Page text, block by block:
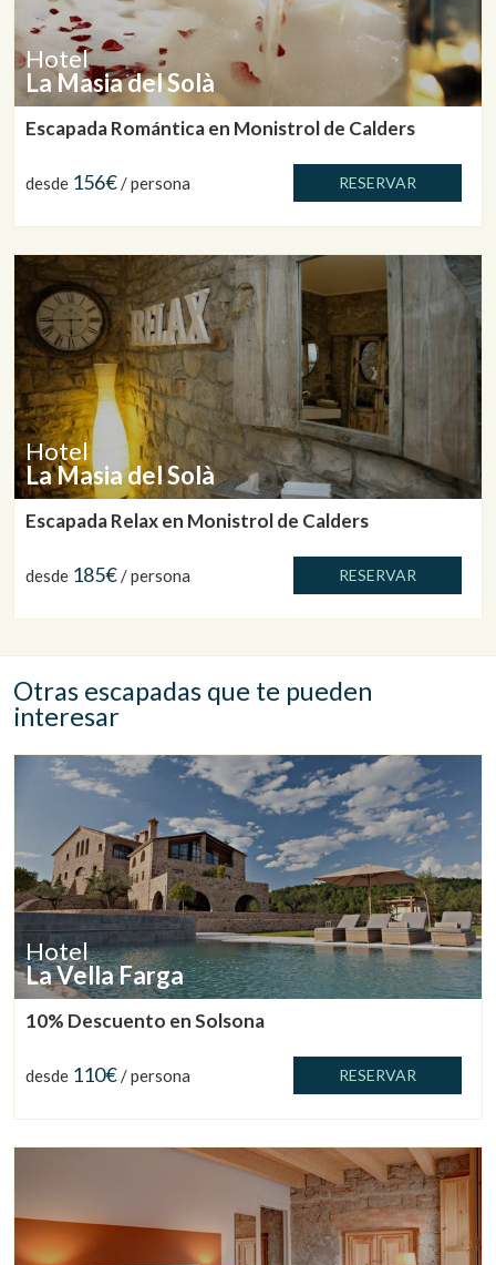
Hotel
La Masia del Solà
Escapada Romántica en Monistrol de Calders
desde 156€/ persona RESERVAR
Hotel
La Masia del Solà
Escapada Relax en Monistrol de Calders
desde 185€/ persona RESERVAR
Otras escapadas que te pueden
interesar
Hotel
La Vella Farga
10% Descuento en Solsona
desde 110€/ persona RESERVAR